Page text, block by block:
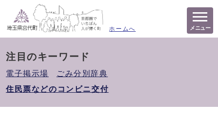
ホームへ メニュー
注目のキーワード
電子掲示場
ごみ分別辞典
住民票などのコンビニ交付